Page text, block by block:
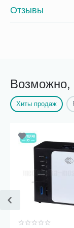
Отзывы
Возможно,
Хиты продаж